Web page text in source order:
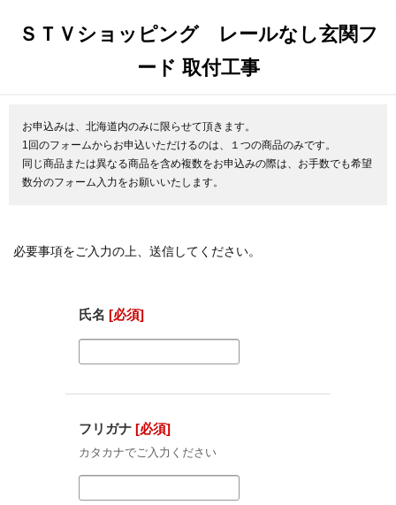
ＳＴＶショッピング レールなし玄関フ
ード 取付工事
お申込みは、北海道内のみに限らせて頂きます。
1回のフォームからお申込いただけるのは、１つの商品のみです。
同じ商品または異なる商品を含め複数をお申込みの際は、お手数でも希望
数分のフォーム入力をお願いいたします。
必要事項をご入力の上、送信してください。
氏名 [必須]
フリガナ [必須]
カタカナでご入力ください